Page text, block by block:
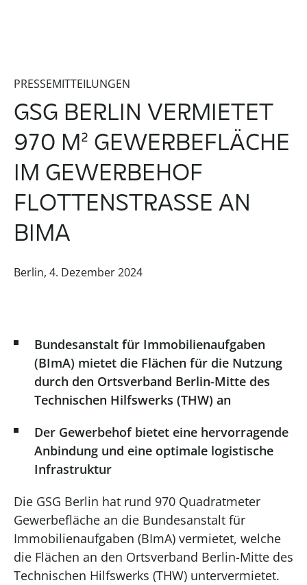
PRESSEMITTEILUNGEN
GSG BERLIN VERMIETET
970 M² GEWERBEFLÄCHE
IM GEWERBEHOF
FLOTTENSTRASSE AN B
IMA
Berlin, 4. Dezember 2024
Bundesanstalt für Immobilienaufgaben
(BImA) mietet die Flächen für die Nutzung
durch den Ortsverband Berlin-Mitte des
Technischen Hilfswerks (THW) an
Der Gewerbehof bietet eine hervorragende
Anbindung und eine optimale logistische
Infrastruktur
Die GSG Berlin hat rund 970 Quadratmeter
Gewerbefläche an die Bundesanstalt für
Immobilienaufgaben (BImA) vermietet, welche
die Flächen an den Ortsverband Berlin-Mitte des
Technischen Hilfswerks (THW) untervermietet.